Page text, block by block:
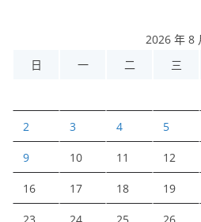
2026 年 8
日
一 二 三
2 3 4 5
9 10 11 12
16 17 18 19